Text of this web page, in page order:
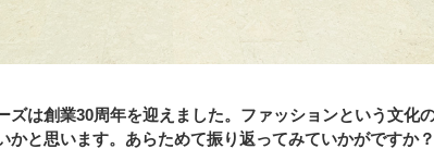
は創業30周年を迎えました。ファッションという文化
かと思います。あらためて振り返ってみていかがですか？